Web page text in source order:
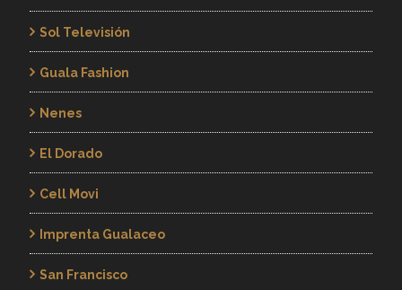
Sol Televisión
Guala Fashion
Nenes
El Dorado
Cell Movi
Imprenta Gualaceo
San Francisco